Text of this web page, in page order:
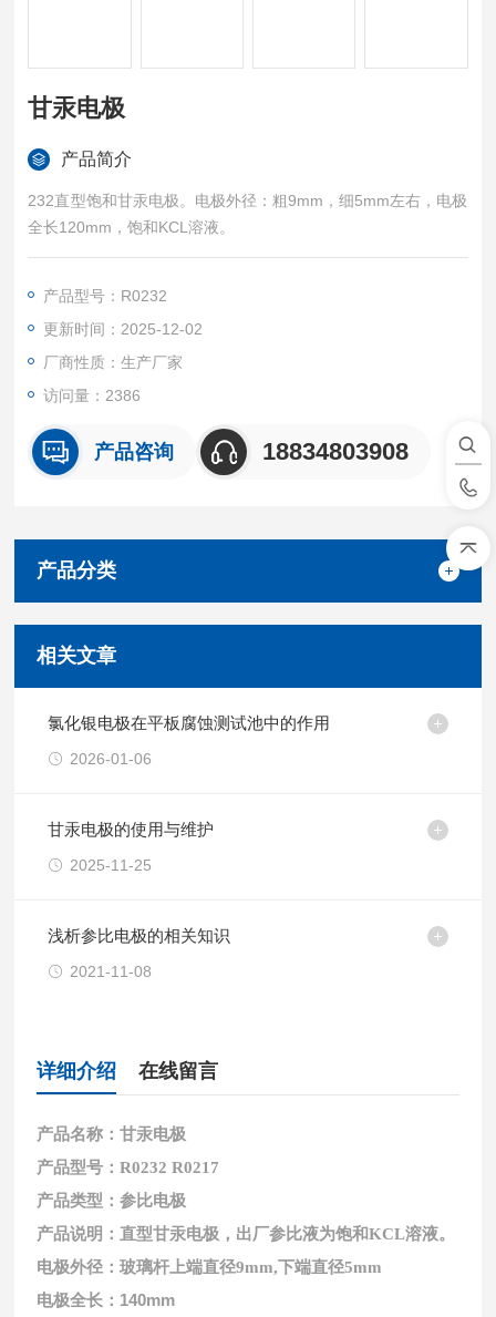
甘汞电极
产品简介
232直型饱和甘汞电极。电极外径：粗9mm，细5mm左右，电极
全长120mm，饱和KCL溶液。
产品型号：R0232
更新时间：2025-12-02
厂商性质：生产厂家
访问量：2386
产品咨询 18834803908
产品分类
相关文章
氯化银电极在平板腐蚀测试池中的作用
2026-01-06
甘汞电极的使用与维护
2025-11-25
浅析参比电极的相关知识
2021-11-08
详细介绍 在线留言
产品名称：甘汞电极
产品型号：R0232 R0217
产品类型：参比电极
产品说明：直型甘汞电极，出厂参比液为饱和KCL溶液。
电极外径：玻璃杆上端直径9mm,下端直径5mm
电极全长：140mm